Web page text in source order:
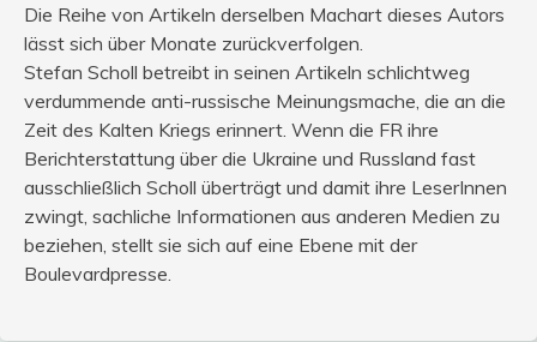
Die Reihe von Artikeln derselben Machart dieses Autors
lässt sich über Monate zurückverfolgen.
Stefan Scholl betreibt in seinen Artikeln schlichtweg
verdummende anti-russische Meinungsmache, die an die
Zeit des Kalten Kriegs erinnert. Wenn die FR ihre
Berichterstattung über die Ukraine und Russland fast
ausschließlich Scholl überträgt und damit ihre LeserInnen
zwingt, sachliche Informationen aus anderen Medien zu
beziehen, stellt sie sich auf eine Ebene mit der
Boulevardpresse.